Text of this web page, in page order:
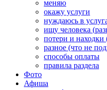
меняю
окажу услуги
нуждаюсь в
ищу человека
потери и
разное (что не
способы оплаты
правила раздела
Фото
Афиша